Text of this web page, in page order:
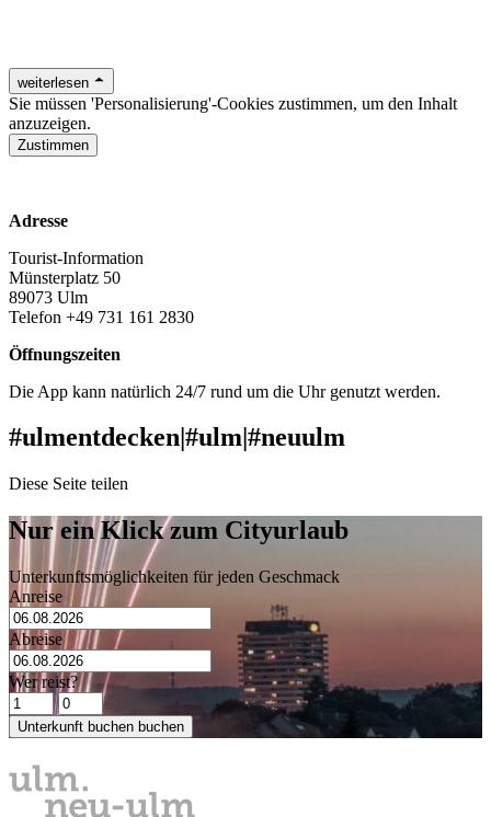
weiterlesen
Sie müssen 'Personalisierung'-Cookies zustimmen, um den Inhalt
anzuzeigen.
Zustimmen
Adresse
Tourist-Information
Münsterplatz 50
89073 Ulm
Telefon +49 731 161 2830
Öffnungszeiten
Die App kann natürlich 24/7 rund um die Uhr genutzt werden.
#ulmentdecken#ulm#neuulm
Diese Seite teilen
Nur ein Klick zum Cityurlaub
Unterkunftsmöglichkeiten für jeden Geschmack
Anreise
Abreise
Wer reist?
Unterkunft buchen buchen